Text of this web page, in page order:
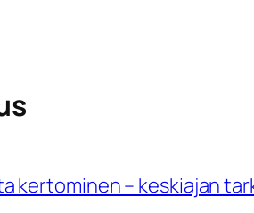
kertominen – keskiajan